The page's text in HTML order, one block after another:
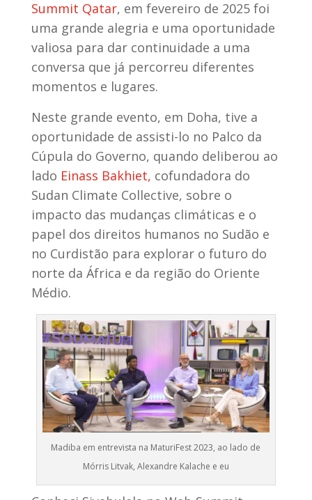
Summit Qatar, em fevereiro de 2025 foi
uma grande alegria e uma oportunidade
valiosa para dar continuidade a uma
conversa que já percorreu diferentes
momentos e lugares.
Neste grande evento, em Doha, tive a
oportunidade de assisti-lo no Palco da
Cúpula do Governo, quando deliberou ao
lado Einass Bakhiet, cofundadora do
Sudan Climate Collective, sobre o
impacto das mudanças climáticas e o
papel dos direitos humanos no Sudão e
no Curdistão para explorar o futuro do
norte da África e da região do Oriente
Médio.
Madiba em entrevista na MaturiFest 2023, ao lado de
Mórris Litvak, Alexandre Kalache e eu